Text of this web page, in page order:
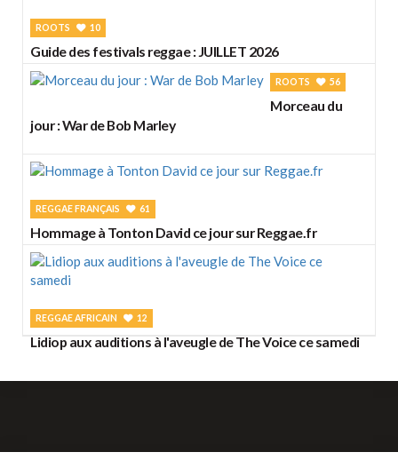
ROOTS 10
Guide des festivals reggae : JUILLET 2026
ROOTS 56
Morceau du
jour : War de Bob Marley
REGGAE FRANÇAIS 61
Hommage à Tonton David ce jour sur Reggae.fr
REGGAE AFRICAIN 12
Lidiop aux auditions à l'aveugle de The Voice ce samedi